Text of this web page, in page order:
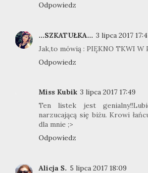
Odpowiedz
...SZKATUŁKA... 3 lipca 2017
Jak,to mówią : PIĘKNO TKWI W
Odpowiedz
Miss Kubik 3 lipca 2017 17:49
Ten listek jest
narzucającą się biżu. Krowi
dla mnie ;>
Odpowiedz
Alicja S. 5 lipca 2017 18:09